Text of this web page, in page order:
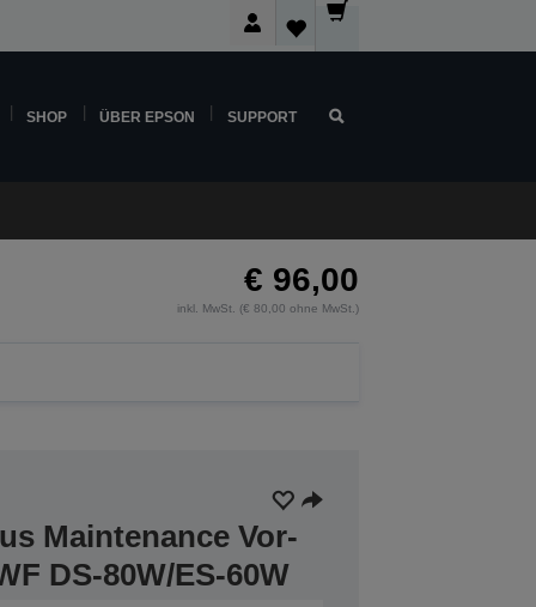
SHOP ÜBER EPSON SUPPORT
€ 96,00
inkl. MwSt. (€ 80,00 ohne MwSt.)
Maintenance Vor-
DS-80W/ES-60W